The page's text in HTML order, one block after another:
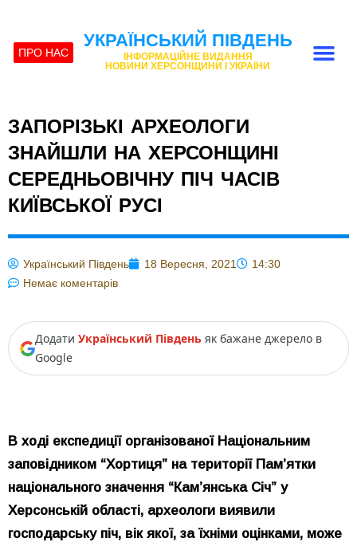
ПРО НАС
УКРАЇНСЬКИЙ ПІВДЕНЬ
ІНФОРМАЦІЙНЕ ВИДАННЯ
НОВИНИ ХЕРСОНЩИНИ І УКРАЇНИ
ЗАПОРІЗЬКІ АРХЕОЛОГИ
ЗНАЙШЛИ НА ХЕРСОНЩИНІ
СЕРЕДНЬОВІЧНУ ПІЧ ЧАСІВ
КИЇВСЬКОЇ РУСІ
Український Південь 18 Вересня, 2021
14:30
Немає коментарів
Додати Український Південь як бажане джерело в
Google
В ході експедиції організованої Національним
заповідником “Хортиця” на території Пам’ятки
національного значення “Кам’янська Січ” у
Херсонській області, археологи виявили
господарську піч, вік якої, за їхніми оцінками, може